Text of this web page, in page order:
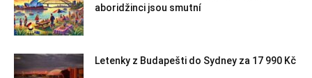
aboridžinci jsou smutní
Letenky z Budapešti do Sydney za 17 990 Kč